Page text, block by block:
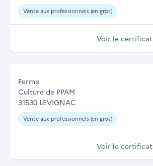
Vente aux professionnels (en gros)
Voir le certificat
Ferme
Culture de PPAM
31530 LEVIGNAC
Vente aux professionnels (en gros)
Voir le certificat